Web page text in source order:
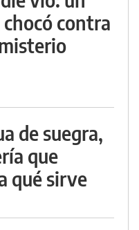
chocó contra
de suegra,
que
qué sirve